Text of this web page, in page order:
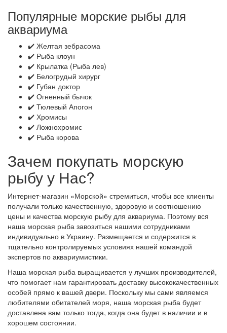
Популярные морские рыбы для
аквариума
✔️ Желтая зебрасома
✔️ Рыба клоун
✔️ Крылатка (Рыба лев)
✔️ Белогрудый хирург
✔️ Губан доктор
✔️ Огненный бычок
✔️ Тюлевый Апогон
✔️ Хромисы
✔️ Ложнохромис
✔️ Рыба корова
Зачем покупать морскую
рыбу у Нас?
Интернет-магазин «Морской» стремиться, чтобы все клиенты
получали только качественную, здоровую и соотношению
цены и качества морскую рыбу для аквариума. Поэтому вся
наша морская рыба завозиться нашими сотрудниками
индивидуально в Украину. Размещается и содержится в
тщательно контролируемых условиях нашей командой
экспертов по аквариумистики.
Наша морская рыба выращивается у лучших производителей,
что помогает нам гарантировать доставку высококачественных
особей прямо к вашей двери. Поскольку мы сами являемся
любителями обитателей моря, наша морская рыба будет
доставлена вам только тогда, когда она будет в наличии и в
хорошем состоянии.